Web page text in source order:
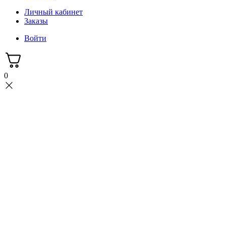
Личный кабинет
Заказы
Войти
0